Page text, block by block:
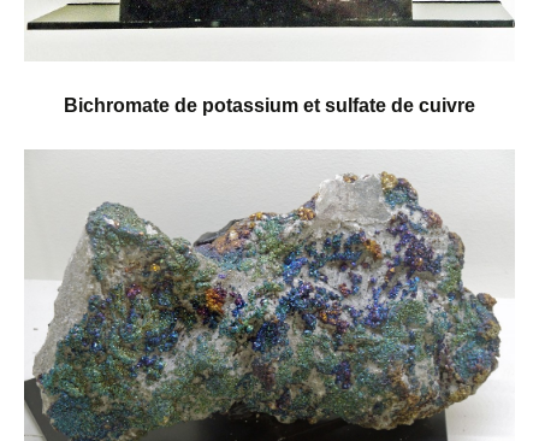
Bichromate de potassium et sulfate de cuivre